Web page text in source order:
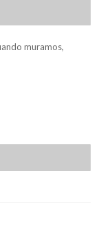
muramos,